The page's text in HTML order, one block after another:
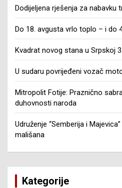
Dodijeljena rješenja za nabavku
Do 18. avgusta vrlo toplo – i do
Kvadrat novog stana u Srpskoj
U sudaru povrijeđeni vozač
Mitropolit Fotije: Praznično
duhovnosti naroda
Udruženje “Semberija i
mališana
Kategorije